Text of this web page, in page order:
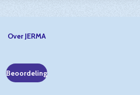
Over JERMA
Beoordeling